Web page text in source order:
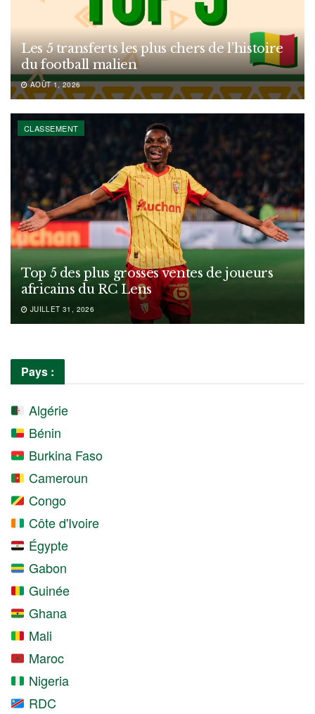
Les 5 transferts les plus chers de l’histoire
du football malien
AOÛT 1, 2026
CLASSEMENT
Top 5 des plus grosses ventes de joueurs
africains du RC Lens
JUILLET 31, 2026
Pays :
Algérie
Bénin
Burkina Faso
Cameroun
Congo
Côte d'Ivoire
Égypte
Gabon
Guinée
Ghana
Mali
Maroc
Nigeria
RDC